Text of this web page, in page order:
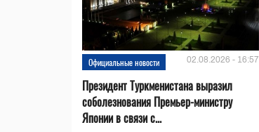
Официальные новости 02.08.2026 - 16:57
Президент Туркменистана выразил
соболезнования Премьер-министру
Японии в связи с...